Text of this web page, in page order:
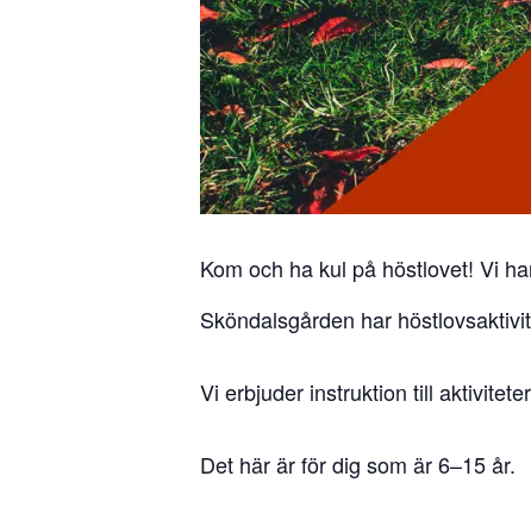
Kom och ha kul på höstlovet! Vi
Sköndalsgården har
Vi erbjuder instruktion till
Det här är för dig som är 6–15 år.